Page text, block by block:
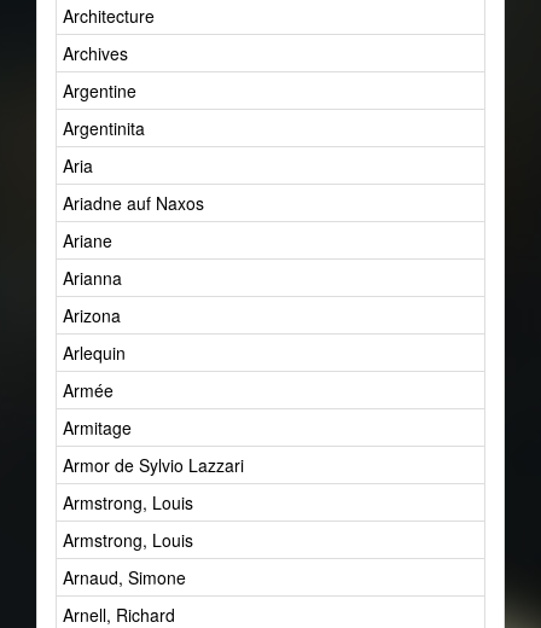
Architecture
Archives
Argentine
Argentinita
Aria
Ariadne auf Naxos
Ariane
Arianna
Arizona
Arlequin
Armée
Armitage
Armor de Sylvio Lazzari
Armstrong, Louis
Armstrong, Louis
Arnaud, Simone
Arnell, Richard